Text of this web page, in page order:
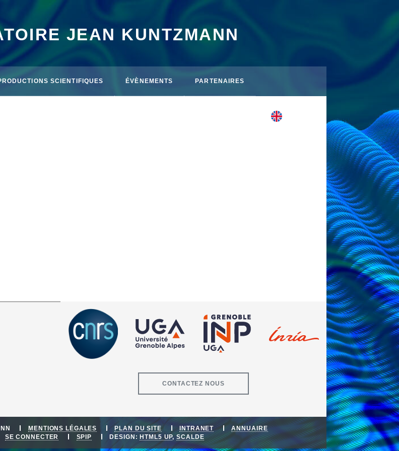
JEAN KUNTZMANN
SCIENTIFIQUES ÉVÈNEMENTS PARTENAIRES
CONTACTEZ NOUS
MENTIONS LÉGALES PLAN DU SITE INTRANET
ANNUAIRE
SE CONNECTER SPIP DESIGN: HTML5 UP,SCALDE